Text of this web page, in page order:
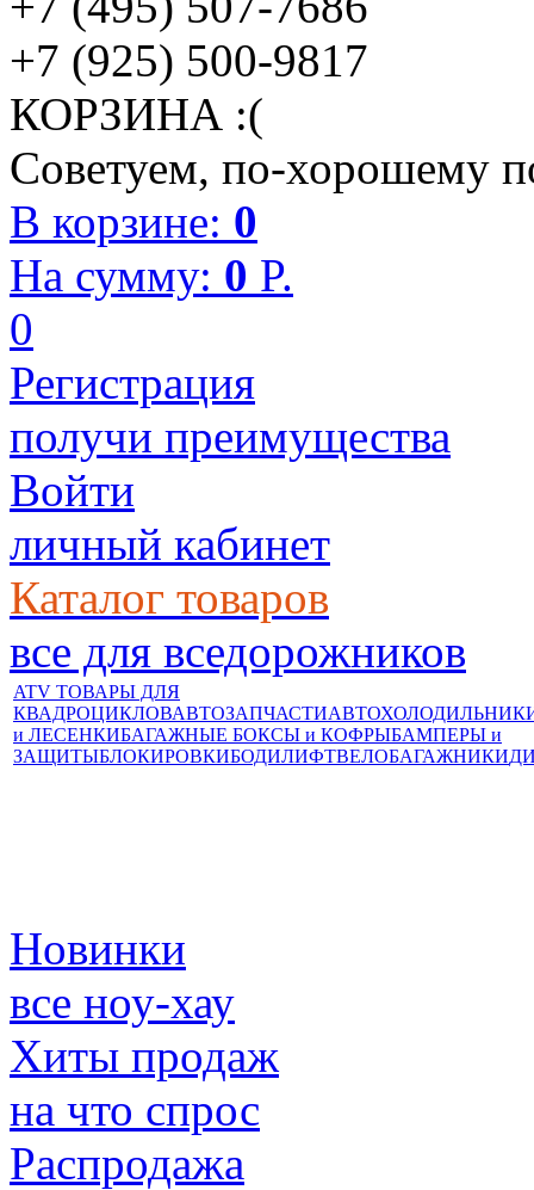
+7 (925) 500-9817
КОРЗИНА :(
Советуем, по-хорошему
В корзине: 0
На сумму: 0 P.
0
Регистрация
получи преимущества
Войти
личный кабинет
Каталог товаров
все для вседорожников
ATV ТОВАРЫ ДЛЯ
КВАДРОЦИКЛОВАВТОЗАПЧАСТИ
и ЛЕСЕНКИБАГАЖНЫЕ БОКСЫ и КОФРЫБАМПЕРЫ и
ЗАЩИТЫБЛОКИРОВКИБОДИЛИФТВЕЛОБАГАЖНИКИ
Новинки
все ноу-хау
Хиты продаж
на что спрос
Распродажа